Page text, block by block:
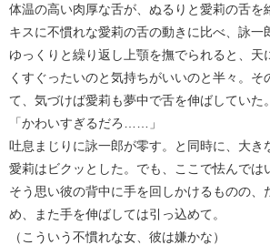
体温の高い肉厚な舌が、ぬるりと愛莉の舌を
キスに不慣れな愛莉の舌の動きに比べ、詠一
ゆっくりと繰り返し上顎を撫でられると、天
くすぐったいのと気持ちがいいのと半々。そ
て、気づけば愛莉も夢中で舌を伸ばしていた。
「かわいすぎるだろ……」
吐息まじりに詠一郎が零す。と同時に、大き
愛莉はビクッとした。でも、ここで怯んでは
そう思い彼の背中に手を回しかけるものの、
め、また手を伸ばしては引っ込めて。
（こういう不慣れな女、彼は嫌かな）